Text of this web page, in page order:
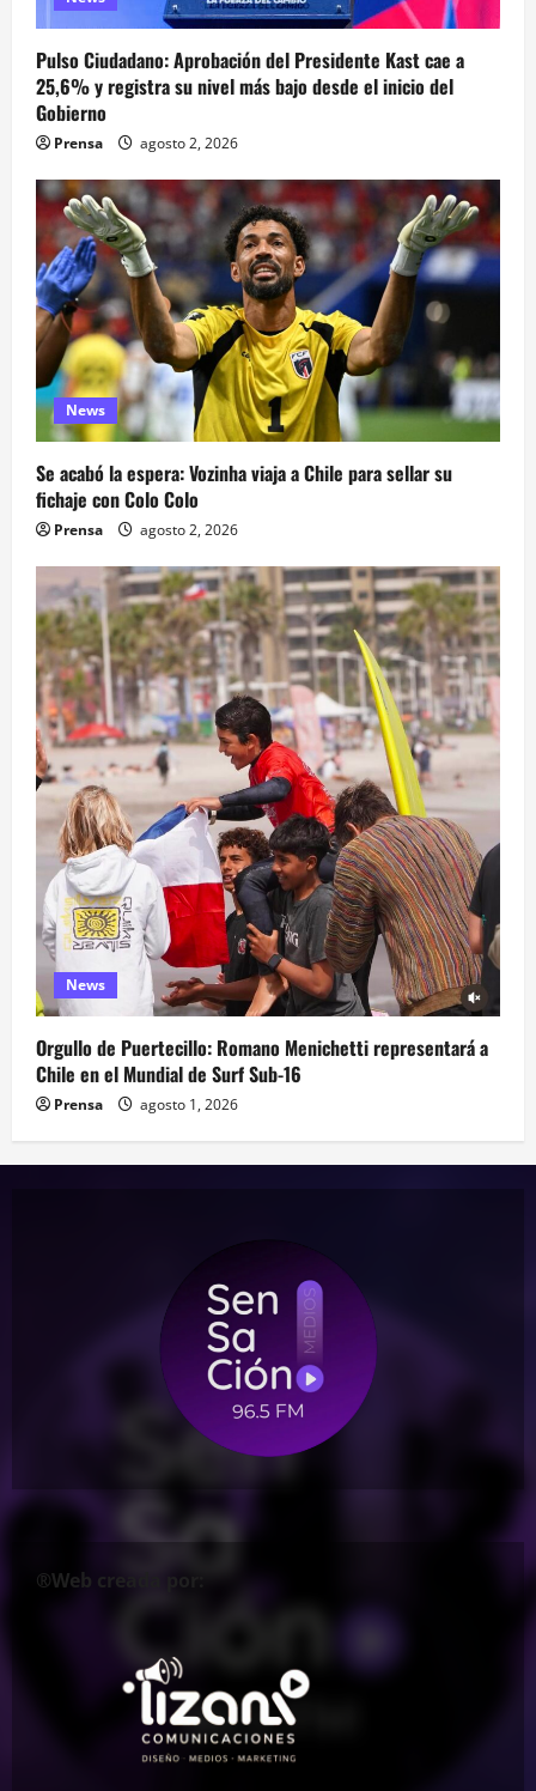
Pulso Ciudadano: Aprobación del Presidente Kast cae a
25,6% y registra su nivel más bajo desde el inicio del
Gobierno
Prensa agosto 2, 2026
News
Se acabó la espera: Vozinha viaja a Chile para sellar su
fichaje con Colo Colo
Prensa agosto 2, 2026
News
Orgullo de Puertecillo: Romano Menichetti representará a
Chile en el Mundial de Surf Sub-16
Prensa agosto 1, 2026
®Web creada por: